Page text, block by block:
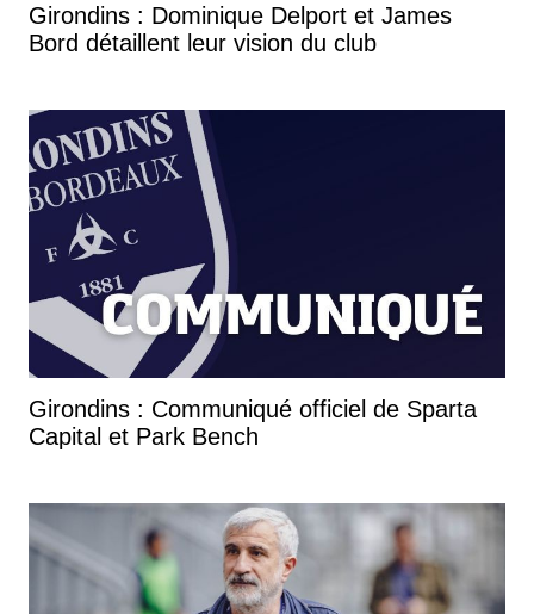
Girondins : Dominique Delport et James
Bord détaillent leur vision du club
Girondins : Communiqué officiel de Sparta
Capital et Park Bench